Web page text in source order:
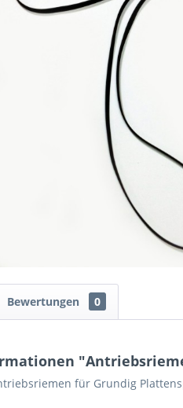
Bewertungen 0
für Grundig